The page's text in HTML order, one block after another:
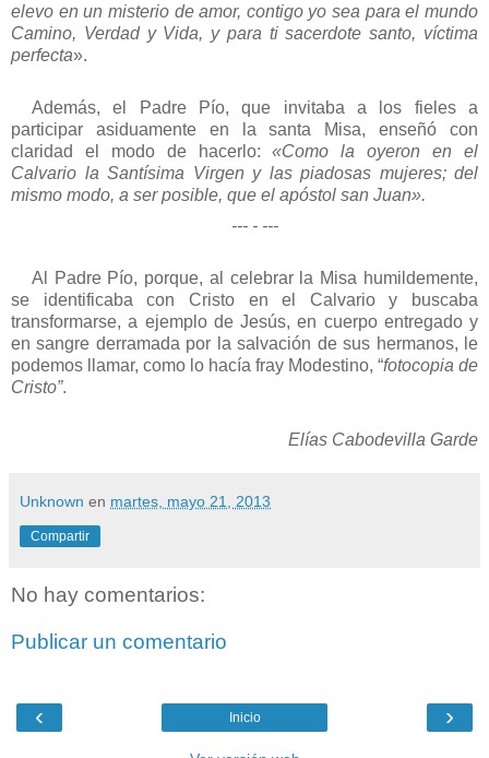
elevo en un misterio de amor, contigo yo sea para el mundo
Camino, Verdad y Vida, y para ti sacerdote santo, víctima
perfecta».
Además, el Padre Pío, que invitaba a los fieles a
participar asiduamente en la santa Misa, enseñó con
claridad el modo de hacerlo:«Como la oyeron en el
Calvario la Santísima Virgen y las piadosas mujeres; del
mismo modo, a ser posible, que el apóstol san Juan».
--- - ---
Al Padre Pío, porque, al celebrar la Misa humildemente,
se identificaba con Cristo en el Calvario y buscaba
transformarse, a ejemplo de Jesús, en cuerpo entregado y
en sangre derramada por la salvación de sus hermanos, le
podemos llamar, como lo hacía fray Modestino, “fotocopia de
Cristo”.
Elías Cabodevilla Garde
Unknown en martes, mayo 21, 2013
Compartir
No hay comentarios:
Publicar un comentario
‹ ›
Inicio